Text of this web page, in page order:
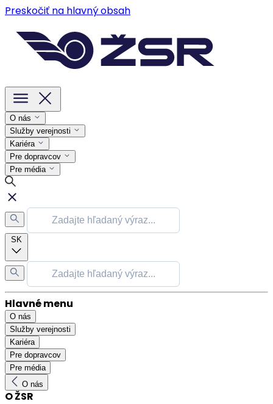
Preskočiť na hlavný obsah
O nás
Služby verejnosti
Kariéra
Pre dopravcov
Pre média
SK
Hlavné menu
O nás
Služby verejnosti
Kariéra
Pre dopravcov
Pre média
O nás
O ŽSR